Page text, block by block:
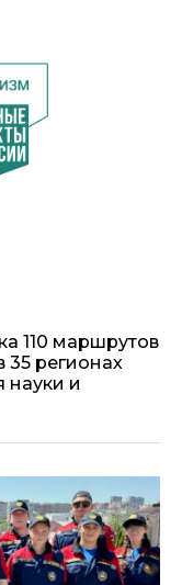
110 маршрутов
35 регионах
науки и